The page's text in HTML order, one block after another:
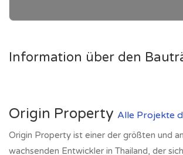
Information über den
Origin Property Alle Projekte
Origin Property ist einer der größten und
wachsenden Entwickler in Thailand, der